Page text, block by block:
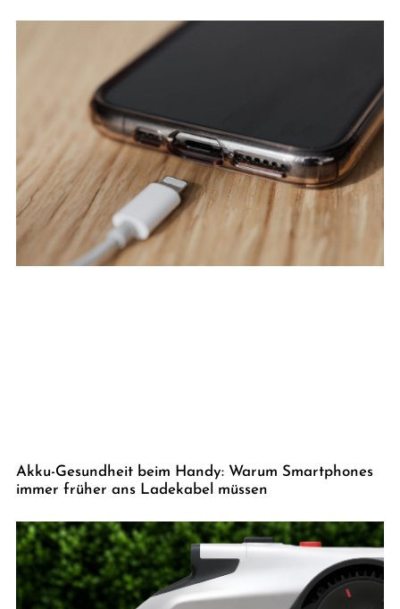
Akku-Gesundheit beim Handy: Warum Smartphones
immer früher ans Ladekabel müssen